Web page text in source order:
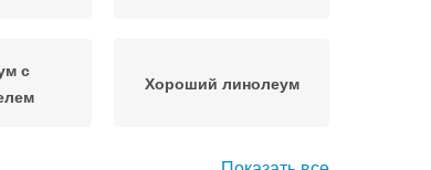
с
Хороший линолеум